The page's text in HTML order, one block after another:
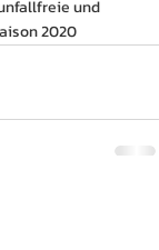
und
2020